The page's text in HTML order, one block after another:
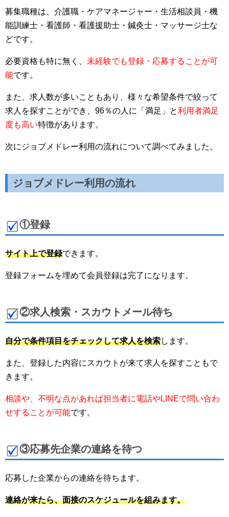
募集職種は、介護職・ケアマネージャー・生活相談員・機
能訓練士・看護師・看護援助士・鍼灸士・マッサージ士な
どです。
必要資格も特に無く、 未経験でも登録・応募することが可
能です。
また、求人数が多いこともあり、様々な希望条件で絞って
求人を探すことができ、96％の人に「満足」と利用者満足
度も高い特徴があります。
次にジョブメドレー利用の流れについて調べてみました。
ジョブメドレー利用の流れ
①登録
サイト上で登録できます。
登録フォームを埋めて会員登録は完了になります。
②求人検索・スカウトメール待ち
自分で条件項目をチェックして求人を検索します。
また、登録した内容にスカウトが来て求人を探すこともで
きます。
相談や、不明な点があれば担当者に電話やLINEで問い合わ
せすることが可能です。
③応募先企業の連絡を待つ
応募した企業からの連絡を待ちます。
連絡が来たら、面接のスケジュールを組みます。